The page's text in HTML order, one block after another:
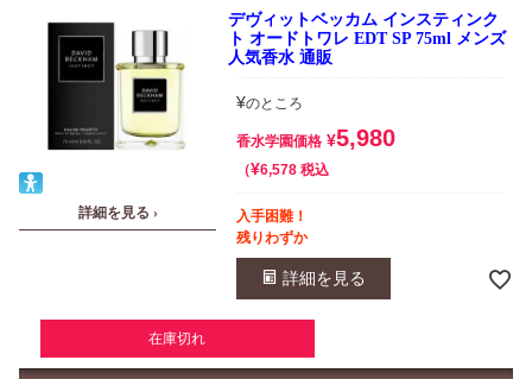
詳細を見る ›
デヴィットベッカム インスティンク
ト オードトワレ EDT SP 75ml メンズ
人気香水 通販
¥のところ
香水学園価格 ¥5,980
¥6,578 税込
入手困難！
残りわずか
詳細を見る
在庫切れ